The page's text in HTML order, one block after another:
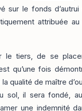
sur le fonds d’autrui
attribuée
le tiers, de se
qu’une fois
qualité de maître
sol, il sera fondé,
une indemnité